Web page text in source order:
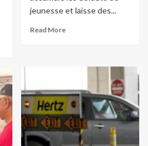
jeunesse et laisse des...
Read More